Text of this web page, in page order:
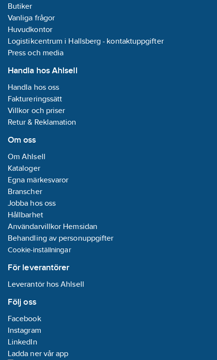
Butiker
Vanliga frågor
Huvudkontor
Logistikcentrum i Hallsberg - kontaktuppgifter
Press och media
Handla hos Ahlsell
Handla hos oss
Faktureringssätt
Villkor och priser
Retur & Reklamation
Om oss
Om Ahlsell
Kataloger
Egna märkesvaror
Branscher
Jobba hos oss
Hållbarhet
Användarvillkor Hemsidan
Behandling av personuppgifter
Cookie-inställningar
För leverantörer
Leverantör hos Ahlsell
Följ oss
Facebook
Instagram
LinkedIn
Ladda ner vår app